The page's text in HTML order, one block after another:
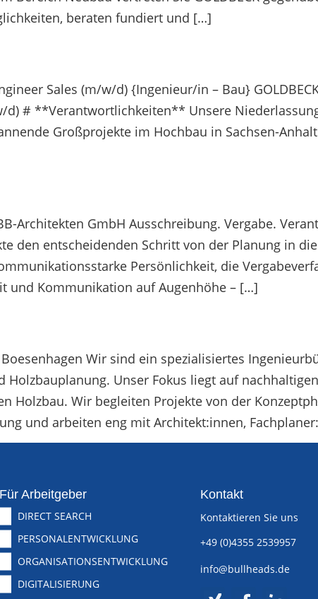
beraten fundiert und […]
Sales (m/w/d) {Ingenieur/in – Bau}
d) # **Verantwortlichkeiten** Unsere
Großprojekte im Hochbau in Sachsen-
GmbH Ausschreibung. Vergabe.
den entscheidenden Schritt von der Planung in
Persönlichkeit, die
und Kommunikation auf Augenhöhe – […]
Wir sind ein spezialisiertes
Unser Fokus liegt auf
Holzbau. Wir begleiten Projekte von der
und arbeiten eng mit Architekt:innen,
Für Arbeitgeber
DIRECT SEARCH
PERSONALENTWICKLUNG
ORGANISATIONSENTWICKLUNG
DIGITALISIERUNG
Kontakt
Kontaktieren Sie uns
+49 (0)4355 2539957
info@bullheads.de